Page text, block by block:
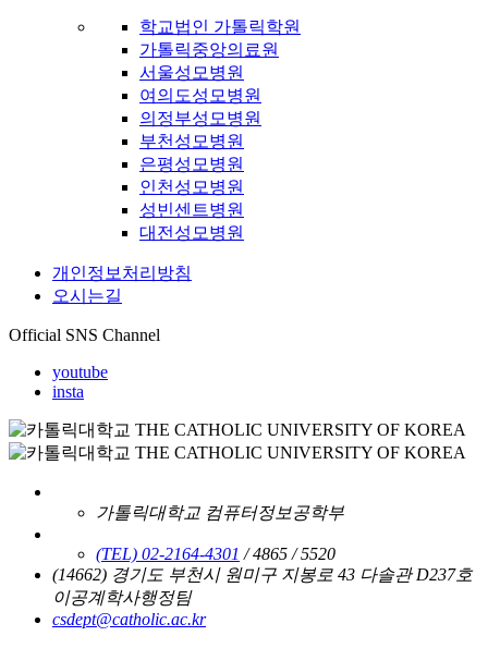
학교법인 가톨릭학원
가톨릭중앙의료원
서울성모병원
여의도성모병원
의정부성모병원
부천성모병원
은평성모병원
인천성모병원
성빈센트병원
대전성모병원
개인정보처리방침
오시는길
Official SNS Channel
youtube
insta
가톨릭대학교 컴퓨터정보공학부
(TEL) 02-2164-4301 / 4865 / 5520
(14662) 경기도 부천시 원미구 지봉로 43 다솔관 D237호
이공계학사행정팀
csdept@catholic.ac.kr